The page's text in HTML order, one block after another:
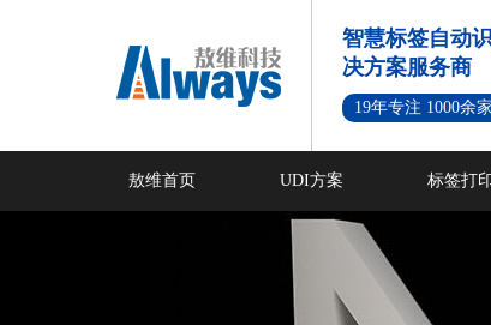
智慧标签自动
决方案服务商
19年专注 1000余
敖维首页 UDI方案 标签打
成功案例